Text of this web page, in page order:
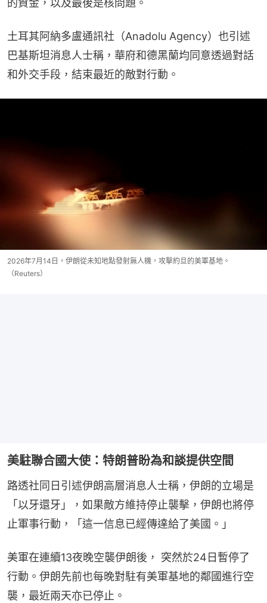
的資金，以及最後是核問題。
土耳其阿納多盧通訊社（Anadolu Agency）也引述
巴基斯坦消息人士稱，華府和德黑蘭均同意透過對話
和外交手段，結束最近的敵對行動。
2026年7月14日，伊朗從未知地點發射無人機，攻擊約旦的美軍基地。
（Reuters）
美駐聯合國大使：特朗普盼為和談提供空間
路透社同日引述伊朗高層消息人士稱，伊朗的立場是
「以牙還牙」，如果敵方維持停止襲擊，伊朗也將停
止軍事行動，「這一信息已經傳達給了美國。」
美軍在連續13夜晚空襲伊朗後， 突然於24日暫停了
行動。伊朗先前也每晚對駐有美軍基地的鄰國進行空
襲，最近兩天亦已停止。